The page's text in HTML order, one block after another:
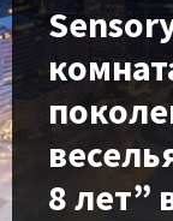
8 лет”